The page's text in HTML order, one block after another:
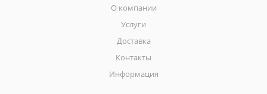
О компании
Услуги
Доставка
Контакты
Информация